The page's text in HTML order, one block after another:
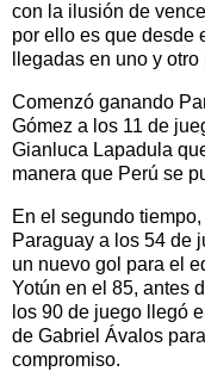
con la ilusión de
por ello es que desde
llegadas en uno y otro
Comenzó ganando
Gómez a los 11 de
Gianluca Lapadula
manera que Perú se
En el segundo
Paraguay a los 54 de
un nuevo gol para el
Yotún en el 85, antes
los 90 de juego llegó
de Gabriel Ávalos
compromiso.